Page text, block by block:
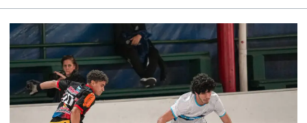
HOCKEY
SOBRE
PATINES
MASCULINO
CAMPEONATO
ARGENTINO